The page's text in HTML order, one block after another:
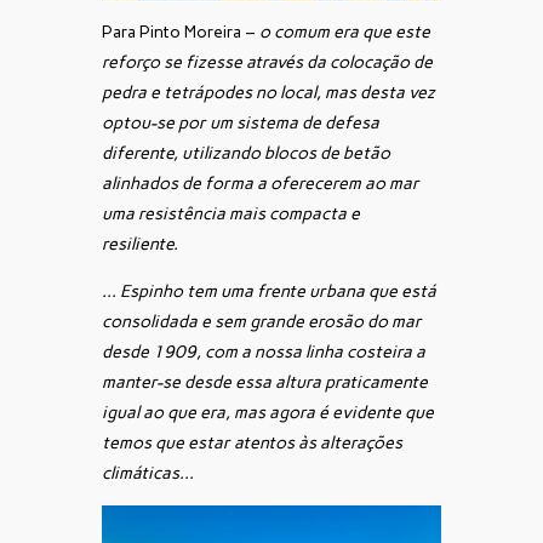
Para Pinto Moreira – o comum era que este
reforço se fizesse através da colocação de
pedra e tetrápodes no local, mas desta vez
optou-se por um sistema de defesa
diferente, utilizando blocos de betão
alinhados de forma a oferecerem ao mar
uma resistência mais compacta e
resiliente.
… Espinho tem uma frente urbana que está
consolidada e sem grande erosão do mar
desde 1909, com a nossa linha costeira a
manter-se desde essa altura praticamente
igual ao que era, mas agora é evidente que
temos que estar atentos às alterações
climáticas…